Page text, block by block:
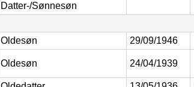
Datter-/Sønnesøn
Oldesøn 29/09/1946
Oldesøn 24/04/1939